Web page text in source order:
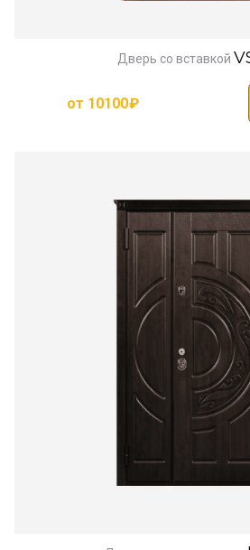
Дверь со вставкой
от 10100₽